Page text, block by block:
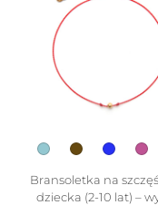
Bransoletka na
dziecka (2-10 lat) –